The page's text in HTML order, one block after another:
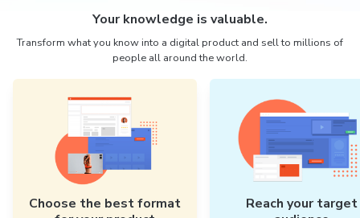
Your knowledge is valuable.
Transform what you know into a digital product and sell to millions of
people all around the world.
Choose the best format
Reach your target